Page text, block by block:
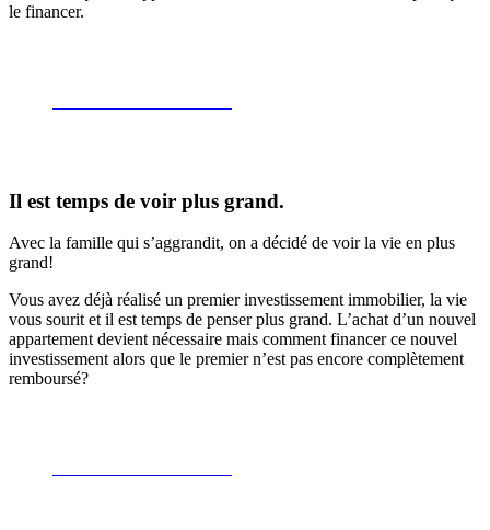
le financer.
Il est temps de voir plus grand.
Avec la famille qui s’aggrandit, on a décidé de voir la vie en plus
grand!
Vous avez déjà réalisé un premier investissement immobilier, la vie
vous sourit et il est temps de penser plus grand. L’achat d’un nouvel
appartement devient nécessaire mais comment financer ce nouvel
investissement alors que le premier n’est pas encore complètement
remboursé?